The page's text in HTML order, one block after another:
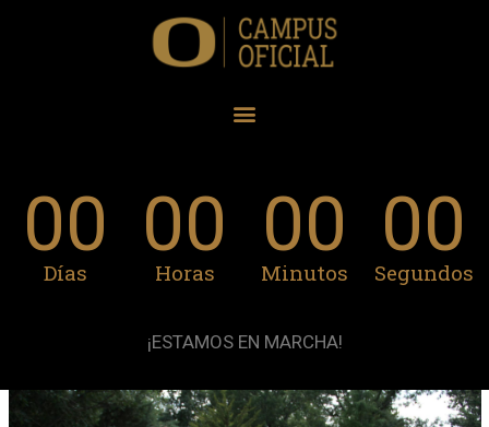
00
Días
00
Horas
00
Minutos
00
Segundos
¡ESTAMOS EN MARCHA!